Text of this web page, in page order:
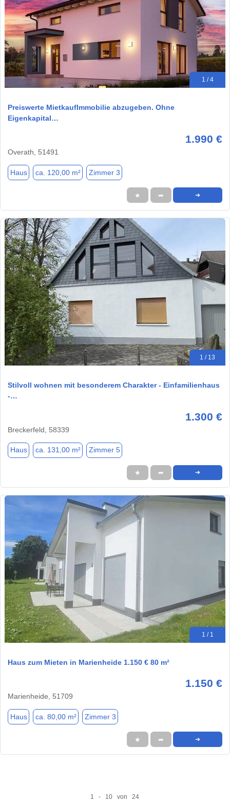
1 / 4
Preiswerte MietkaufImmobilie abzugeben. Ohne
Eigenkapital…
1.990 €
Overath, 51491
Haus ca. 120,00 m² Zimmer 3
★ ➦ ➜
1 / 13
Stilvoll wohnen mit besonderem Charakter - Einfamilienhaus
-…
1.300 €
Breckerfeld, 58339
Haus ca. 131,00 m² Zimmer 5
★ ➦ ➜
1 / 1
Haus zum Mieten in Marienheide 1.150 € 80 m²
1.150 €
Marienheide, 51709
Haus ca. 80,00 m² Zimmer 3
★ ➦ ➜
1 - 10 von 24